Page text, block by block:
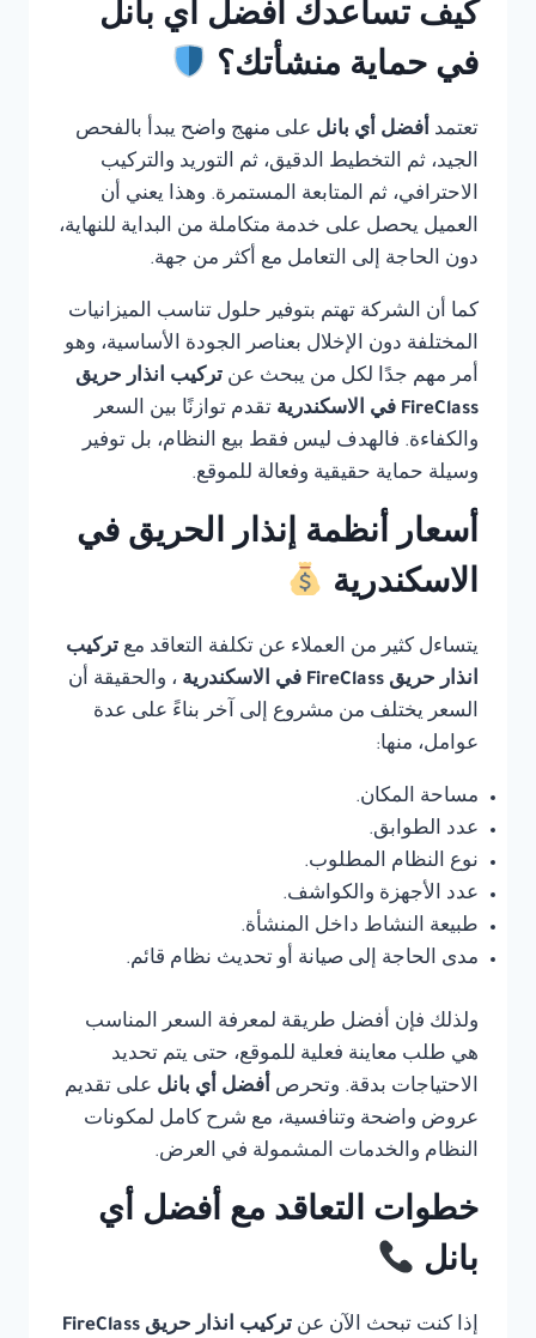
كيف تساعدك أفضل أي بانل
في حماية منشأتك؟
تعتمد أفضل أي بانل على منهج واضح يبدأ بالفحص
الجيد، ثم التخطيط الدقيق، ثم التوريد والتركيب
الاحترافي، ثم المتابعة المستمرة. وهذا يعني أن
العميل يحصل على خدمة متكاملة من البداية للنهاية،
دون الحاجة إلى التعامل مع أكثر من جهة.
كما أن الشركة تهتم بتوفير حلول تناسب الميزانيات
المختلفة دون الإخلال بعناصر الجودة الأساسية، وهو
أمر مهم جدًا لكل من يبحث عن تركيب انذار حريق
FireClass في الاسكندرية
تقدم توازنًا بين السعر
والكفاءة. فالهدف ليس فقط بيع النظام، بل توفير
وسيلة حماية حقيقية وفعالة للموقع.
أسعار أنظمة إنذار الحريق في
الاسكندرية
يتساءل كثير من العملاء عن تكلفة التعاقد مع تركيب
انذار حريق FireClass في الاسكندرية
، والحقيقة أن
السعر يختلف من مشروع إلى آخر بناءً على عدة
عوامل، منها:
مساحة المكان.
عدد الطوابق.
نوع النظام المطلوب.
عدد الأجهزة والكواشف.
طبيعة النشاط داخل المنشأة.
مدى الحاجة إلى صيانة أو تحديث نظام قائم.
ولذلك فإن أفضل طريقة لمعرفة السعر المناسب
هي طلب معاينة فعلية للموقع، حتى يتم تحديد
الاحتياجات بدقة. وتحرص أفضل أي بانل على تقديم
عروض واضحة وتنافسية، مع شرح كامل لمكونات
النظام والخدمات المشمولة في العرض.
خطوات التعاقد مع أفضل أي
بانل
إذا كنت تبحث الآن عن تركيب انذار حريق FireClass